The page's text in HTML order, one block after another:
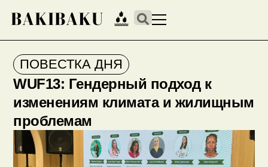
ПОВЕСТКА ДНЯ
WUF13: Гендерный подход к
изменениям климата и жилищным
проблемам